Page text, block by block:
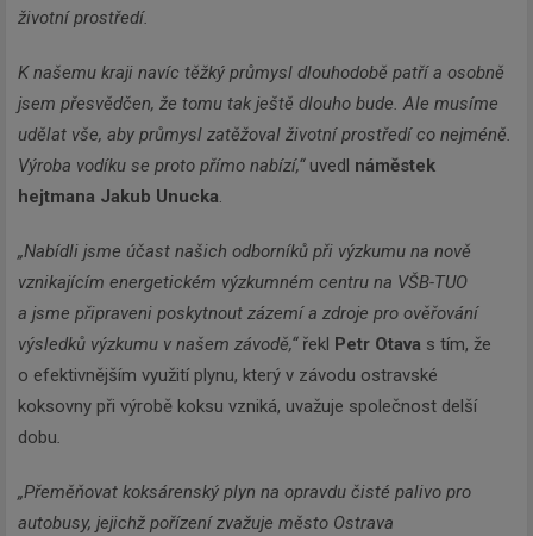
životní prostředí.
K našemu kraji navíc těžký průmysl dlouhodobě patří a osobně
jsem přesvědčen, že tomu tak ještě dlouho bude. Ale musíme
udělat vše, aby průmysl zatěžoval životní prostředí co nejméně.
Výroba vodíku se proto přímo nabízí,“ uvedl náměstek
hejtmana Jakub Unucka.
„Nabídli jsme účast našich odborníků při výzkumu na nově
vznikajícím energetickém výzkumném centru na VŠB-TUO
a jsme připraveni poskytnout zázemí a zdroje pro ověřování
výsledků výzkumu v našem závodě,“ řekl Petr Otava s tím, že
o efektivnějším využití plynu, který v závodu ostravské
koksovny při výrobě koksu vzniká, uvažuje společnost delší
dobu.
„Přeměňovat koksárenský plyn na opravdu čisté palivo pro
autobusy, jejichž pořízení zvažuje město Ostrava
Newsletter
Zadejte váš email a my Vám
budeme zasílat ty nejdůležitější
informace, maximálně 1x týdně.
Odebírat